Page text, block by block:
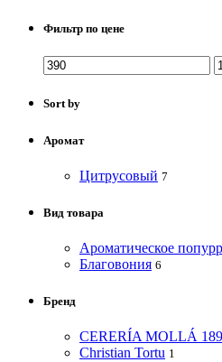
Фильтр по цене
Sort by
Аромат
Цитрусовый 7
Вид товара
Ароматическое
Благовония 6
Бренд
CERERÍA MOLLÁ
Christian Tortu 1